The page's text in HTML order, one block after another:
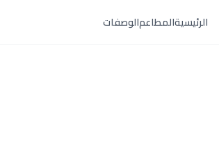
الرئيسيةالمطاعمالوصفات